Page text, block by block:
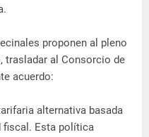
proponen al pleno
trasladar al Consorcio de
acuerdo:
alternativa basada
fiscal. Esta política